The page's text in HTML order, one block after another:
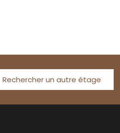
Rechercher un autre étage